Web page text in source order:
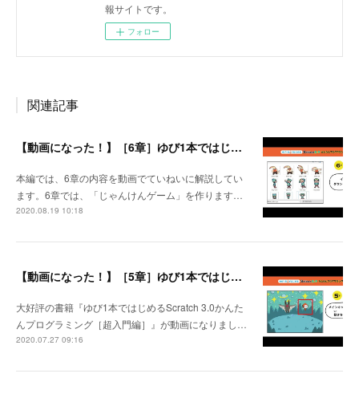
報サイトです。
フォロー
関連記事
【動画になった！】［6章］ゆび1本ではじめるScratch 3.0かんたんプログラミング［超入門編］
本編では、6章の内容を動画でていねいに解説してい
ます。6章では、「じゃんけんゲーム」を作ります…
2020.08.19 10:18
【動画になった！】［5章］ゆび1本ではじめるScratch 3.0かんたんプログラミング［超入門編］
大好評の書籍『ゆび1本ではじめるScratch 3.0かんた
んプログラミング［超入門編］』が動画になりまし…
2020.07.27 09:16